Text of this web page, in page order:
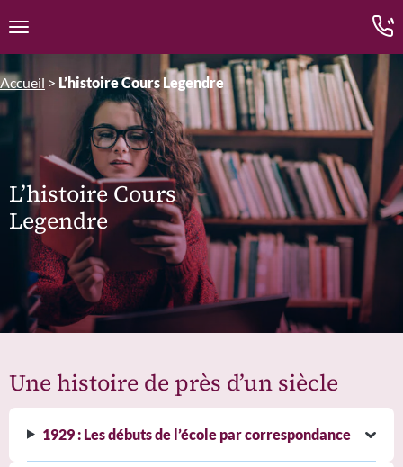
Ouvrir la navigation
Accueil > L’histoire Cours Legendre
L’histoire Cours
Legendre
Une histoire de près d’un siècle
1929 : Les débuts de l’école par correspondance